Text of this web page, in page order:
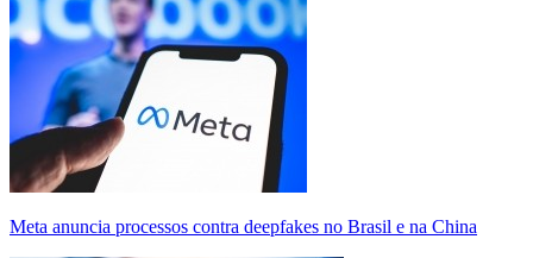
Meta anuncia processos contra deepfakes no Brasil e na China